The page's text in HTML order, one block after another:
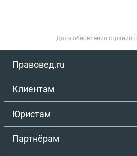
Дата обновления страницы
Правовед.ru
Клиентам
Юристам
Партнёрам